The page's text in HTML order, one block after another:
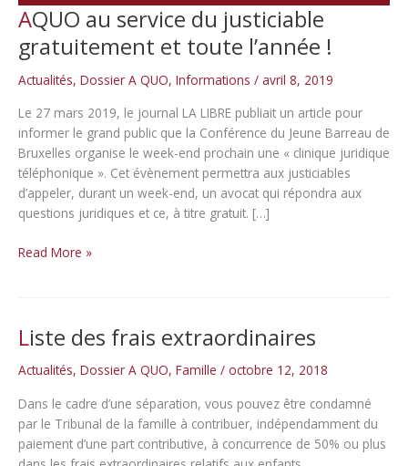
AQUO au service du justiciable
gratuitement et toute l’année !
Actualités, Dossier A QUO, Informations / avril 8, 2019
Le 27 mars 2019, le journal LA LIBRE publiait un article pour
informer le grand public que la Conférence du Jeune Barreau de
Bruxelles organise le week-end prochain une « clinique juridique
téléphonique ». Cet évènement permettra aux justiciables
d’appeler, durant un week-end, un avocat qui répondra aux
questions juridiques et ce, à titre gratuit. […]
AQUO
justiciable
gratuitement
et
l’année
!
Read More »
Liste des frais extraordinaires
Actualités, Dossier A QUO, Famille / octobre 12, 2018
Dans le cadre d’une séparation, vous pouvez être condamné
par le Tribunal de la famille à contribuer, indépendamment du
paiement d’une part contributive, à concurrence de 50% ou plus